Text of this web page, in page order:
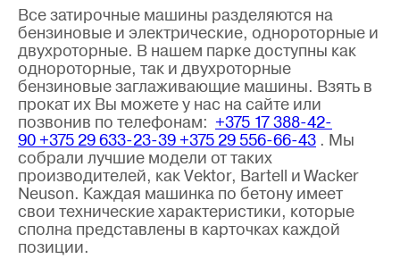
Все затирочные машины разделяются на
бензиновые и электрические, однороторные и
двухроторные. В нашем парке доступны как
однороторные, так и двухроторные
бензиновые заглаживающие машины. Взять в
прокат их Вы можете у нас на сайте или
позвонив по телефонам: +375 17 388-42-
90 +375 29 633-23-39 +375 29 556-66-43 . Мы
собрали лучшие модели от таких
производителей, как Vektor, Bartell и Wacker
Neuson. Каждая машинка по бетону имеет
свои технические характеристики, которые
сполна представлены в карточках каждой
позиции.